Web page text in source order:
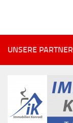
UNSERE PARTNER